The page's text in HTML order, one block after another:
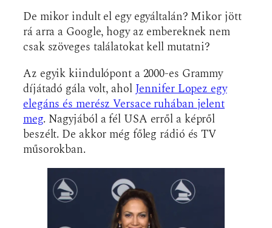
De mikor indult el egy egyáltalán? Mikor jött
rá arra a Google, hogy az embereknek nem
csak szöveges találatokat kell mutatni?
Az egyik kiindulópont a 2000-es Grammy
díjátadó gála volt, aholJennifer Lopez egy
elegáns és merész Versace ruhában jelent
meg. Nagyjából a fél USA erről a képről
beszélt. De akkor még főleg rádió és TV
műsorokban.